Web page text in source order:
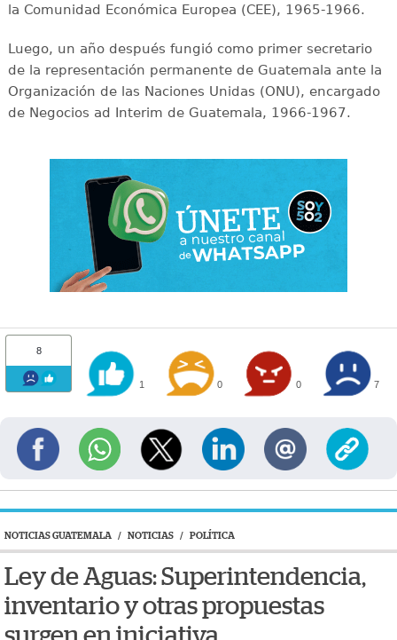
la Comunidad Económica Europea (CEE), 1965-1966.
Luego, un año después fungió como primer secretario
de la representación permanente de Guatemala ante la
Organización de las Naciones Unidas (ONU), encargado
de Negocios ad Interim de Guatemala, 1966-1967.
8
1 0 0 7
NOTICIAS GUATEMALA / NOTICIAS / POLÍTICA
Ley de Aguas: Superintendencia,
inventario y otras propuestas